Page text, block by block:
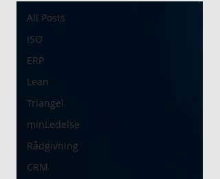
All Posts
ISO
ERP
Lean
Triangel
minLedelse
Rådgivning
CRM